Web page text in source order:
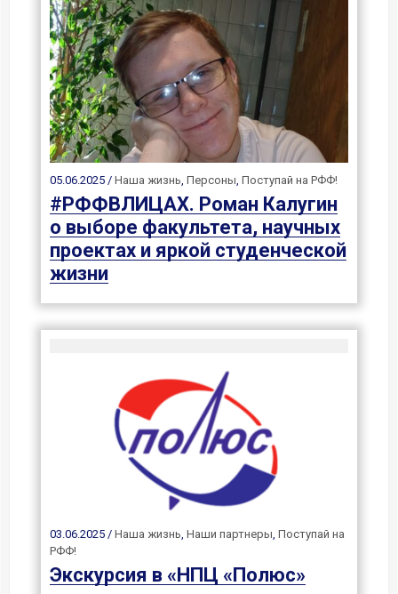
05.06.2025 / Наша жизнь, Персоны, Поступай на РФФ!
#РФФВЛИЦАХ. Роман Калугин
о выборе факультета, научных
проектах и яркой студенческой
жизни
03.06.2025 / Наша жизнь, Наши партнеры, Поступай на
РФФ!
Экскурсия в «НПЦ «Полюс»